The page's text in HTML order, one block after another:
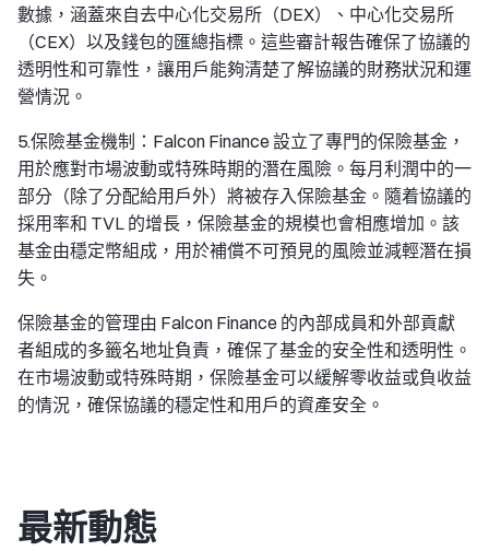
數據，涵蓋來自去中心化交易所（DEX）、中心化交易所
（CEX）以及錢包的匯總指標。這些審計報告確保了協議的
透明性和可靠性，讓用戶能夠清楚了解協議的財務狀況和運
營情況。
5.保險基金機制：Falcon Finance 設立了專門的保險基金，
用於應對市場波動或特殊時期的潛在風險。每月利潤中的一
部分（除了分配給用戶外）將被存入保險基金。隨着協議的
採用率和 TVL 的增長，保險基金的規模也會相應增加。該
基金由穩定幣組成，用於補償不可預見的風險並減輕潛在損
失。
保險基金的管理由 Falcon Finance 的內部成員和外部貢獻
者組成的多籤名地址負責，確保了基金的安全性和透明性。
在市場波動或特殊時期，保險基金可以緩解零收益或負收益
的情況，確保協議的穩定性和用戶的資產安全。
最新動態